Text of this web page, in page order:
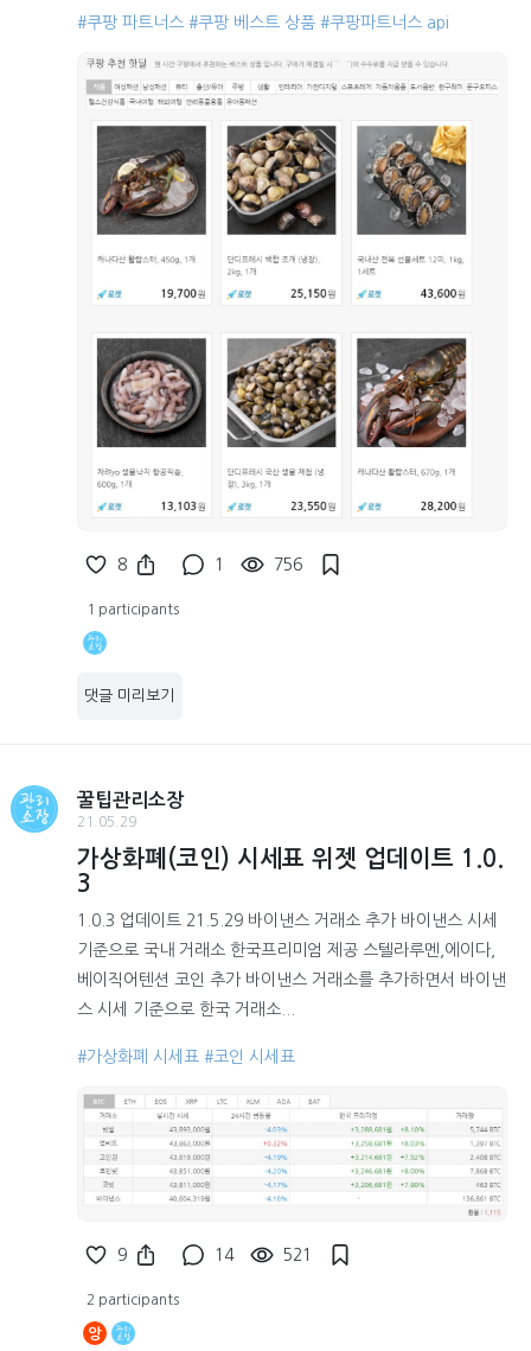
#쿠팡 파트너스 #쿠팡 베스트 상품 #쿠팡파트너스 api
8 1 756
1 participants
댓글 미리보기
꿀팁관리소장
21.05.29
가상화폐(코인) 시세표 위젯 업데이트 1.0.
3
1.0.3 업데이트 21.5.29 바이낸스 거래소 추가 바이낸스 시세
기준으로 국내 거래소 한국프리미엄 제공 스텔라루멘,에이다,
베이직어텐션 코인 추가 바이낸스 거래소를 추가하면서 바이낸
스 시세 기준으로 한국 거래소...
#가상화폐 시세표 #코인 시세표
9 14 521
2 participants
앙